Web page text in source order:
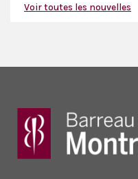
Voir toutes les nouvelles